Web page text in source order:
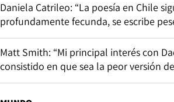
Daniela Catrileo: “La poesía en Chile
profundamente fecunda, se escribe
Matt Smith: “Mi principal interés con
consistido en que sea la peor versión